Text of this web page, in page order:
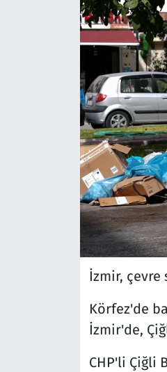
İzmir,
Körfez'de
İzmir'de,
CHP'li Çiğli